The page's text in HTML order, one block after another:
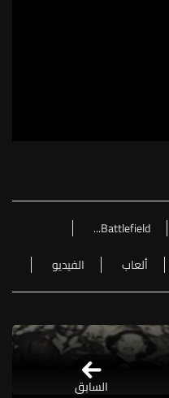
Battlefield...
ألعاب الفيديو
السابق